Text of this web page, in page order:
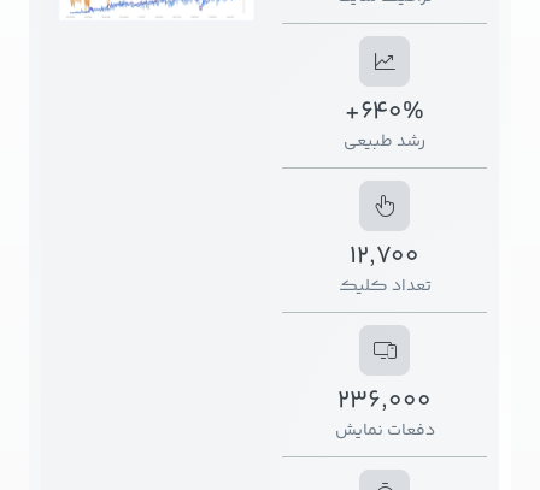
رشد طبیعی
تعداد کلیک
236,000
دفعات نمایش